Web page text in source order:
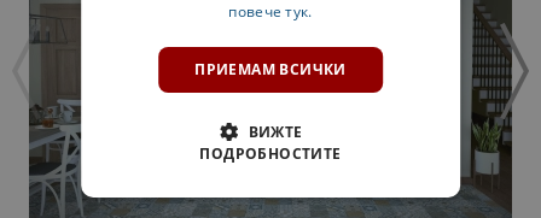
повече тук.
ПРИЕМАМ ВСИЧКИ
ВИЖТЕ
ПОДРОБНОСТИТЕ